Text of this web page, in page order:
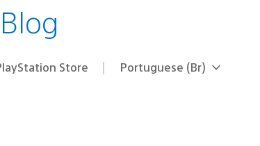
Store Selecione
Região
Portuguese (Br)